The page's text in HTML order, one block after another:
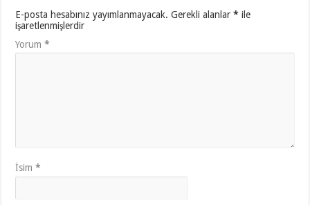
E-posta hesabınız yayımlanmayacak. Gerekli alanlar* ile
işaretlenmişlerdir
Yorum*
İsim*